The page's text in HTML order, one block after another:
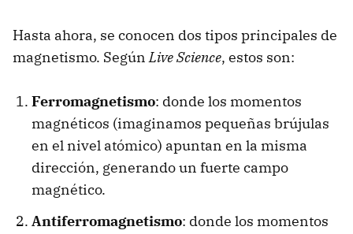
Hasta ahora, se conocen dos tipos principales de
magnetismo. SegúnLive Science, estos son:
Ferromagnetismo: donde los momentos
magnéticos (imaginamos pequeñas brújulas
en el nivel atómico) apuntan en la misma
dirección, generando un fuerte campo
magnético.
Antiferromagnetismo: donde los momentos